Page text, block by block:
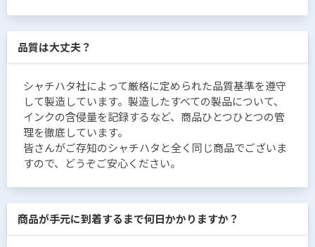
品質は大丈夫？
シャチハタ社によって厳格に定められた品質基準を遵守
して製造しています。製造したすべての製品について、
インクの含侵量を記録するなど、商品ひとつひとつの管
理を徹底しています。
皆さんがご存知のシャチハタと全く同じ商品でございま
すので、どうぞご安心ください。
商品が手元に到着するまで何日かかりますか？